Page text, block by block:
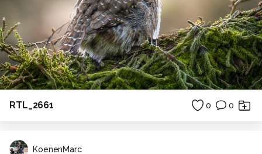
RTL_2661 0 0
KoenenMarc